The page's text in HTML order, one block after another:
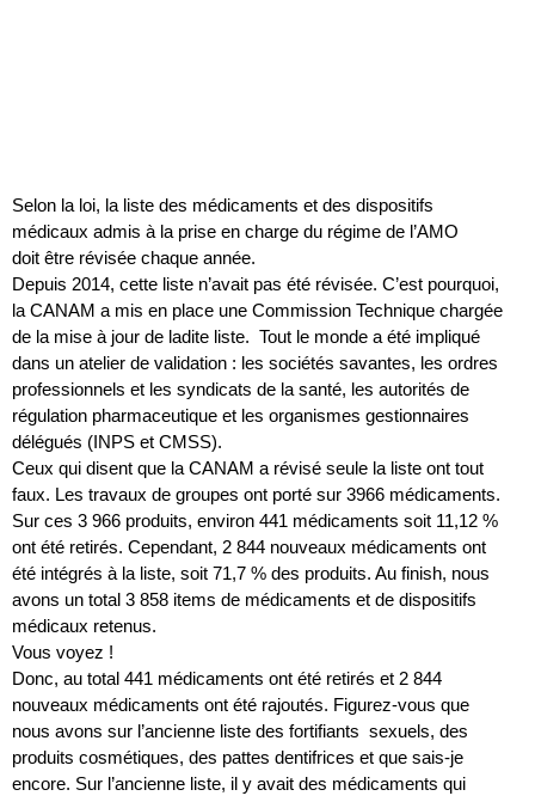
Selon la loi, la liste des médicaments et des dispositifs
médicaux admis à la prise en charge du régime de l’AMO
doit être révisée chaque année.
Depuis 2014, cette liste n’avait pas été révisée. C’est pourquoi,
la CANAM a mis en place une Commission Technique chargée
de la mise à jour de ladite liste. Tout le monde a été impliqué
dans un atelier de validation : les sociétés savantes, les ordres
professionnels et les syndicats de la santé, les autorités de
régulation pharmaceutique et les organismes gestionnaires
délégués (INPS et CMSS).
Ceux qui disent que la CANAM a révisé seule la liste ont tout
faux. Les travaux de groupes ont porté sur 3966 médicaments.
Sur ces 3 966 produits, environ 441 médicaments soit 11,12 %
ont été retirés. Cependant, 2 844 nouveaux médicaments ont
été intégrés à la liste, soit 71,7 % des produits. Au finish, nous
avons un total 3 858 items de médicaments et de dispositifs
médicaux retenus.
Vous voyez !
Donc, au total 441 médicaments ont été retirés et 2 844
nouveaux médicaments ont été rajoutés. Figurez-vous que
nous avons sur l’ancienne liste des fortifiants sexuels, des
produits cosmétiques, des pattes dentifrices et que sais-je
encore. Sur l’ancienne liste, il y avait des médicaments qui